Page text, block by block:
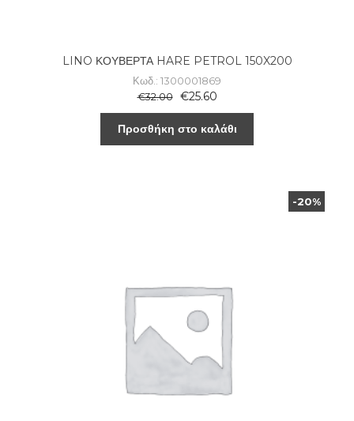
LINO ΚΟΥΒΕΡΤΑ HARE PETROL 150X200
Κωδ.: 1300001869
€32.00 €25.60
Προσθήκη στο καλάθι
-20%